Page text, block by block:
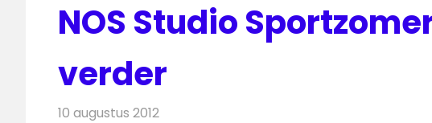
NOS Studio
verder
10 augustus 2012